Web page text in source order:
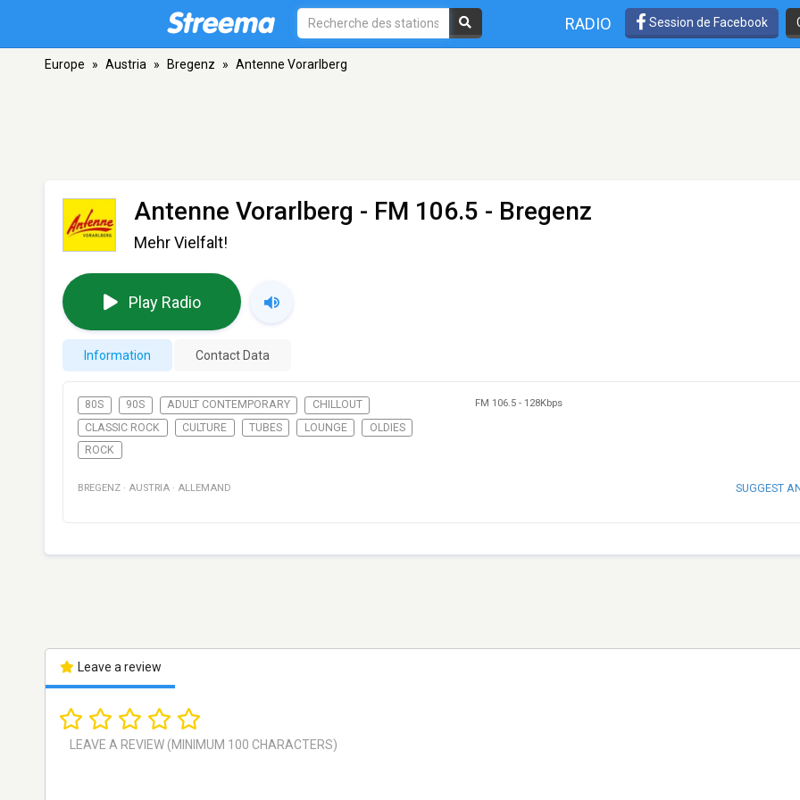
RADIO Session de Facebook
Europe » Austria » Bregenz » Antenne Vorarlberg
Antenne Vorarlberg - FM 106.5 - Bregenz
Mehr Vielfalt!
Play Radio
Information Contact Data
80S 90S ADULT CONTEMPORARY
CHILLOUT
CLASSIC ROCK
CULTURE TUBES LOUNGE
OLDIES
ROCK
FM 106.5 - 128Kbps
BREGENZ · AUSTRIA · ALLEMAND SUGGEST
Leave a review